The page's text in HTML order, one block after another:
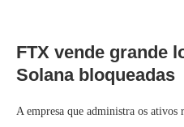
FTX vende grande
Solana bloqueadas
A empresa que administra os ativos